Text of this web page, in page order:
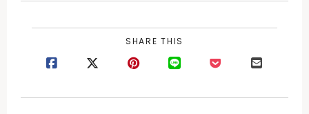
SHARE THIS